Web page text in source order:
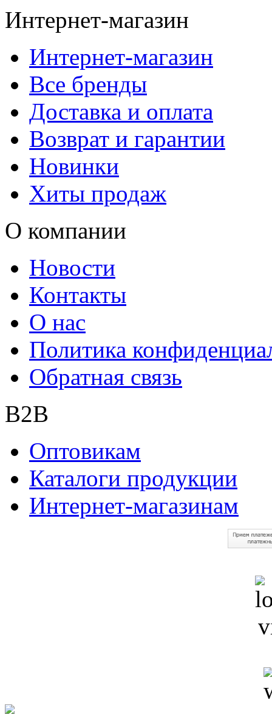
Интернет-магазин
Интернет-магазин
Все бренды
Доставка и оплата
Возврат и гарантии
Новинки
Хиты продаж
О компании
Новости
Контакты
О нас
Политика
Обратная связь
B2B
Оптовикам
Каталоги продукции
Интернет-магазинам